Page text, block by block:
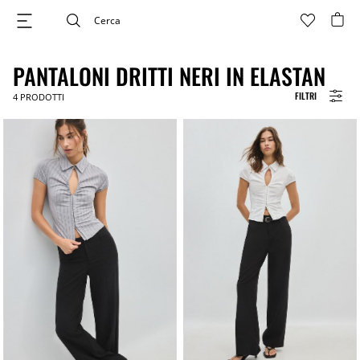
FILTRI
PANTALONI DRITTI NERI IN ELASTAN
4 PRODOTTI